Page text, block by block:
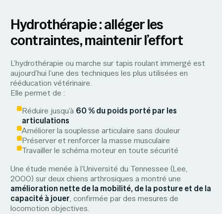
Hydrothérapie : alléger les
contraintes, maintenir l’effort
L’hydrothérapie ou marche sur tapis roulant immergé est
aujourd’hui l’une des techniques les plus utilisées en
rééducation vétérinaire.
Elle permet de :
Réduire jusqu’à 60 % du poids porté par les
articulations
Améliorer la souplesse articulaire sans douleur
Préserver et renforcer la masse musculaire
Travailler le schéma moteur en toute sécurité
Une étude menée à l’Université du Tennessee (Lee,
2000) sur deux chiens arthrosiques a montré une
amélioration nette de la mobilité, de la posture et de la
capacité à jouer, confirmée par des mesures de
locomotion objectives.